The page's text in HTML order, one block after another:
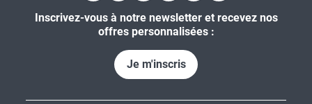
Inscrivez-vous à notre newsletter et recevez nos
offres personnalisées :
Je m'inscris